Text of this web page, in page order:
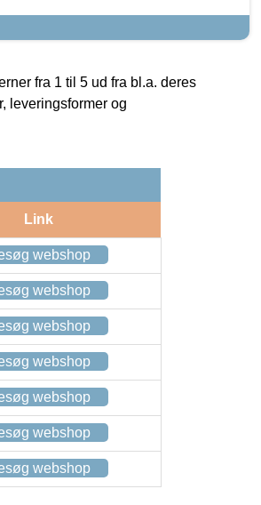
fra 1 til 5 ud fra bl.a. deres
leveringsformer og
Link
webshop
webshop
webshop
webshop
webshop
webshop
webshop